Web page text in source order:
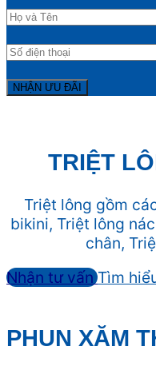
TRIỆT
Triệt lông gồm
bikini, Triệt lông
chân,
Nhận tư vấn Tìm
PHUN XĂM